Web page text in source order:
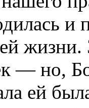
и
— но,
ей